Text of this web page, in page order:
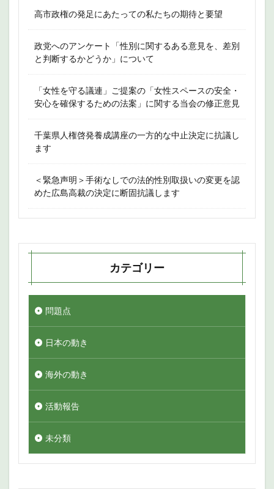
高市政権の発足にあたっての私たちの期待と要望
政党へのアンケート「性別に関するある意見を、差別
と判断するかどうか」について
「女性を守る議連」ご提案の「女性スペースの安全・
安心を確保するための法案」に関する当会の修正意見
千葉県人権啓発養成講座の一方的な中止決定に抗議し
ます
＜緊急声明＞手術なしでの法的性別取扱いの変更を認
めた広島高裁の決定に断固抗議します
カテゴリー
問題点
日本の動き
海外の動き
活動報告
未分類